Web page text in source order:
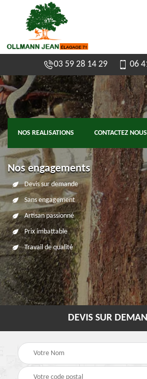
03 59 28 14 29 06
NOS REALISATIONS CONTACTEZ NOUS
Nos engagements
Devis sur demande
Sans engagement
Artisan passionné
Prix imbattable
Travail de qualité
DEVIS SUR